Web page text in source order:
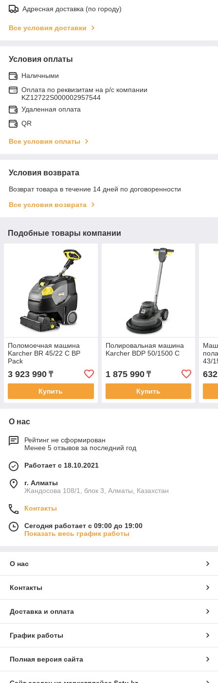
Адресная доставка (по городу)
Все условия доставки
Условия оплаты
Наличными
Оплата по реквизитам на р/с компании
KZ12722S000002957544
Удаленная оплата
QR
Все условия оплаты
Условия возврата
Возврат товара в течение 14 дней по договоренности
Все условия возврата
Подобные товары компании
Поломоечная машина
Karcher BR 45/22 C BP
Pack
3 923 990 ₸
Купить
Полировальная машина
Karcher BDP 50/1500 C
1 875 990₸
Купить
43/
О нас
Рейтинг не сформирован
Менее 5 отзывов за последний год
Работает с 18.10.2021
г. Алматы
Жандосова 108/1, блок 3, Алматы, Казахстан
Контакты
Сегодня работает с 09:00 до 19:00
Показать весь график работы
О нас
Контакты
Доставка и оплата
График работы
Полная версия сайта